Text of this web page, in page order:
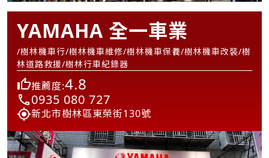
YAMAHA 全一車業
/樹林機車行/樹林機車維修/樹林機車保養/樹林機車改裝/樹
林道路救援/樹林行車紀錄器
推薦度:4.8
0935 080 727
新北市樹林區東榮街130號